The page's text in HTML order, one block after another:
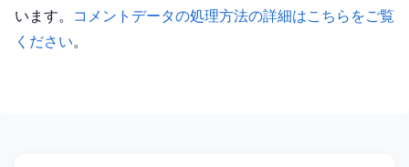
います。
コメントデータの処理方法の詳細はこちらをご覧
ください。